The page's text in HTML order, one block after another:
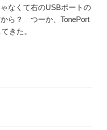
なくて右のUSBポートの
ら？ つーか、TonePort
きた。